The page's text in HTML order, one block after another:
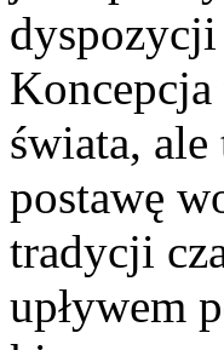
świata,
postawę
tradycji
upływem